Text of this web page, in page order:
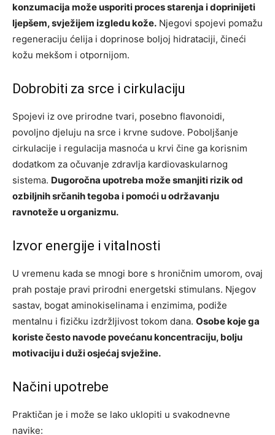
konzumacija može usporiti proces starenja i doprinijeti
ljepšem, svježijem izgledu kože. Njegovi spojevi pomažu
regeneraciju ćelija i doprinose boljoj hidrataciji, čineći
kožu mekšom i otpornijom.
Dobrobiti za srce i cirkulaciju
Spojevi iz ove prirodne tvari, posebno flavonoidi,
povoljno djeluju na srce i krvne sudove. Poboljšanje
cirkulacije i regulacija masnoća u krvi čine ga korisnim
dodatkom za očuvanje zdravlja kardiovaskularnog
sistema. Dugoročna upotreba može smanjiti rizik od
ozbiljnih srčanih tegoba i pomoći u održavanju
ravnoteže u organizmu.
Izvor energije i vitalnosti
U vremenu kada se mnogi bore s hroničnim umorom, ovaj
prah postaje pravi prirodni energetski stimulans. Njegov
sastav, bogat aminokiselinama i enzimima, podiže
mentalnu i fizičku izdržljivost tokom dana. Osobe koje ga
koriste često navode povećanu koncentraciju, bolju
motivaciju i duži osjećaj svježine.
Načini upotrebe
Praktičan je i može se lako uklopiti u svakodnevne
navike: